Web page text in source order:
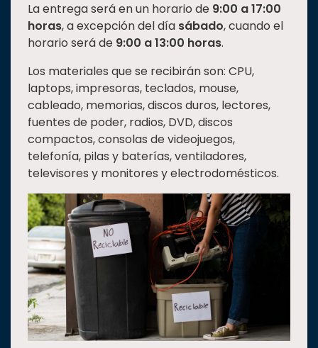
La entrega será en un horario de 9:00 a 17:00
horas, a excepción del día sábado, cuando el
horario será de 9:00 a 13:00 horas.
Los materiales que se recibirán son: CPU,
laptops, impresoras, teclados, mouse,
cableado, memorias, discos duros, lectores,
fuentes de poder, radios, DVD, discos
compactos, consolas de videojuegos,
telefonía, pilas y baterías, ventiladores,
televisores y monitores y electrodomésticos.